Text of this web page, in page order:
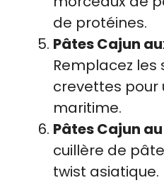
de protéines.
Pâtes Cajun
Remplacez les
crevettes pour
maritime.
Pâtes Cajun
cuillère de
twist asiatique.